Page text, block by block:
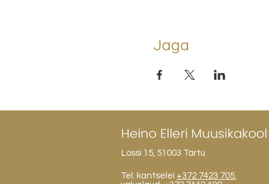
Jaga
Lossi 15, 51003 Tartu
Tel: kantselei +372 7423 705